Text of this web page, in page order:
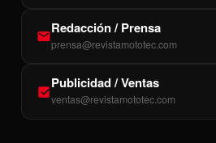
Redacción / Prensa
prensa@revistamototec.com
Publicidad / Ventas
ventas@revistamototec.com